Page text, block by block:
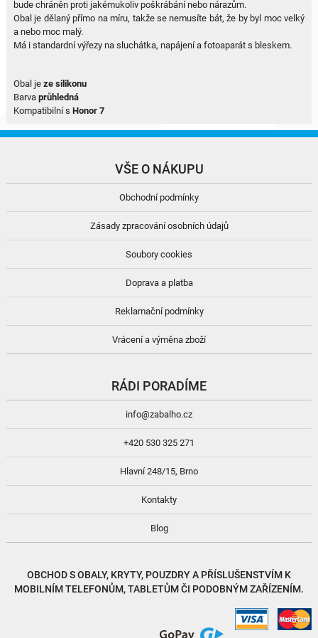
bude chráněn proti jakémukoliv poškrábání nebo nárazům.
Obal je dělaný přímo na míru, takže se nemusíte bát, že by byl moc velký
a nebo moc malý.
Má i standardní výřezy na sluchátka, napájení a fotoaparát s bleskem.
Obal je ze silikonu
Barva průhledná
Kompatibilní s Honor 7
VŠE O NÁKUPU
Obchodní podmínky
Zásady zpracování osobních údajů
Soubory cookies
Doprava a platba
Reklamační podmínky
Vrácení a výměna zboží
RÁDI PORADÍME
info@zabalho.cz
+420 530 325 271
Hlavní 248/15, Brno
Kontakty
Blog
OBCHOD SOBALY, KRYTY, POUZDRYA PŘÍSLUŠENSTVÍM K
MOBILNÍM TELEFONŮM, TABLETŮM ČI PODOBNÝM ZAŘÍZENÍM.